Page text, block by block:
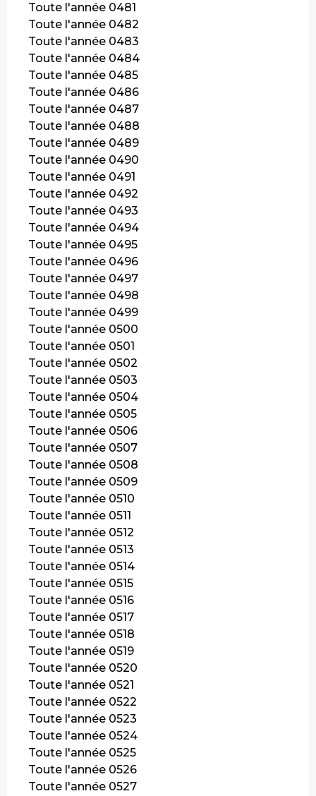
Toute l'année 0481
Toute l'année 0482
Toute l'année 0483
Toute l'année 0484
Toute l'année 0485
Toute l'année 0486
Toute l'année 0487
Toute l'année 0488
Toute l'année 0489
Toute l'année 0490
Toute l'année 0491
Toute l'année 0492
Toute l'année 0493
Toute l'année 0494
Toute l'année 0495
Toute l'année 0496
Toute l'année 0497
Toute l'année 0498
Toute l'année 0499
Toute l'année 0500
Toute l'année 0501
Toute l'année 0502
Toute l'année 0503
Toute l'année 0504
Toute l'année 0505
Toute l'année 0506
Toute l'année 0507
Toute l'année 0508
Toute l'année 0509
Toute l'année 0510
Toute l'année 0511
Toute l'année 0512
Toute l'année 0513
Toute l'année 0514
Toute l'année 0515
Toute l'année 0516
Toute l'année 0517
Toute l'année 0518
Toute l'année 0519
Toute l'année 0520
Toute l'année 0521
Toute l'année 0522
Toute l'année 0523
Toute l'année 0524
Toute l'année 0525
Toute l'année 0526
Toute l'année 0527